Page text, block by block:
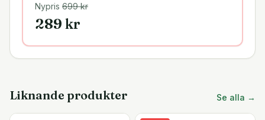
Nypris 699kr
289 kr
Liknande produkter Se alla →